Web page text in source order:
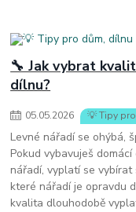
🔧 Jak vybrat
dílnu?
05.05.2026 💡 Tipy
Levné nářadí se ohýbá,
Pokud vybavuješ
nářadí, vyplatí se vybírat
které nářadí je opravdu
kvalita dlouhodobě